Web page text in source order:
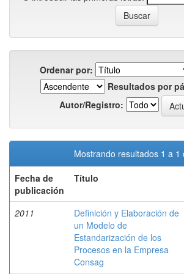
Ordenar por:
Resultados por
Autor/Registro:
Mostrando resultados 1 a 1
Fecha de
publicación
Título
2011
Definición y Elaboración de
un Modelo de
Estandarización de los
Procesos en la Empresa
Consag